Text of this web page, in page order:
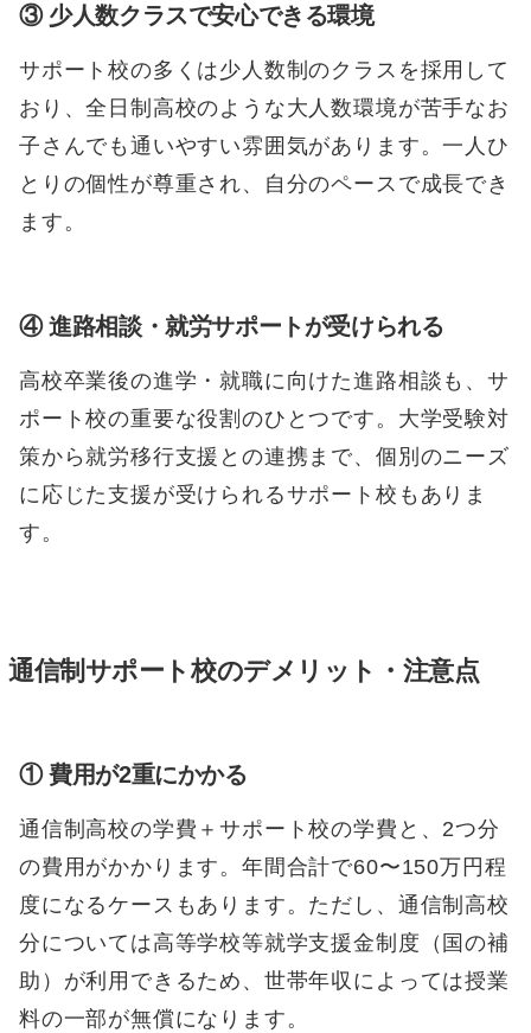
③ 少人数クラスで安心できる環境
サポート校の多くは少人数制のクラスを採用して
おり、全日制高校のような大人数環境が苦手なお
子さんでも通いやすい雰囲気があります。一人ひ
とりの個性が尊重され、自分のペースで成長でき
ます。
④ 進路相談・就労サポートが受けられる
高校卒業後の進学・就職に向けた進路相談も、サ
ポート校の重要な役割のひとつです。大学受験対
策から就労移行支援との連携まで、個別のニーズ
に応じた支援が受けられるサポート校もありま
す。
通信制サポート校のデメリット・注意点
① 費用が2重にかかる
通信制高校の学費＋サポート校の学費と、2つ分
の費用がかかります。年間合計で60〜150万円程
度になるケースもあります。ただし、通信制高校
分については高等学校等就学支援金制度（国の補
助）が利用できるため、世帯年収によっては授業
料の一部が無償になります。